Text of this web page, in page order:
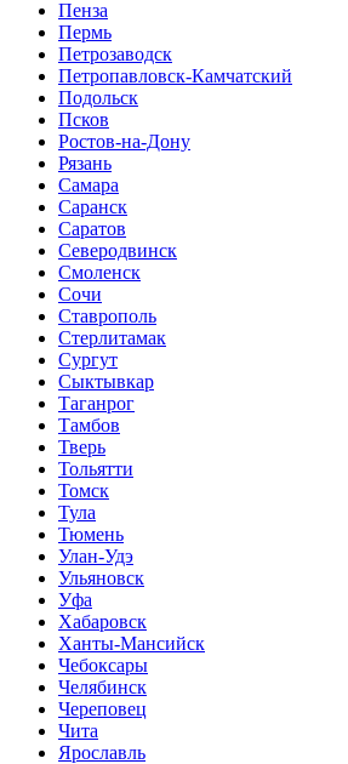
Пенза
Пермь
Петрозаводск
Петропавловск-Камчатский
Подольск
Псков
Ростов-на-Дону
Рязань
Самара
Саранск
Саратов
Северодвинск
Смоленск
Сочи
Ставрополь
Стерлитамак
Сургут
Сыктывкар
Таганрог
Тамбов
Тверь
Тольятти
Томск
Тула
Тюмень
Улан-Удэ
Ульяновск
Уфа
Хабаровск
Ханты-Мансийск
Чебоксары
Челябинск
Череповец
Чита
Ярославль